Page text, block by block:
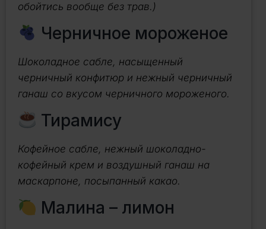
обойтись вообще без трав.)
Черничное мороженое
Шоколадное сабле, насыщенный
черничный конфитюр и нежный черничный
ганаш со вкусом черничного мороженого.
Тирамису
Кофейное сабле, нежный шоколадно-
кофейный крем и воздушный ганаш на
маскарпоне, посыпанный какао.
Малина – лимон